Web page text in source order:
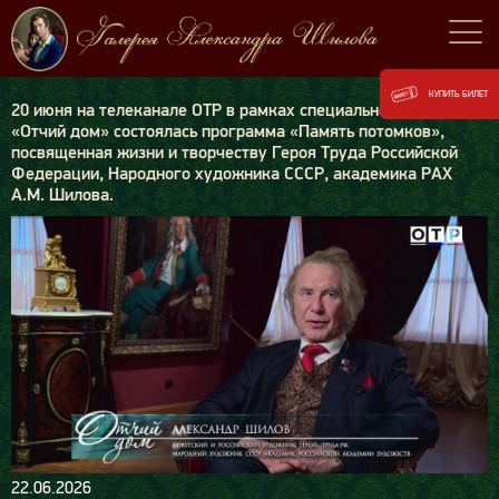
20 июня на телеканале ОТР в рамках специального проекта
«Отчий дом» состоялась программа «Память потомков»,
посвященная жизни и творчеству Героя Труда Российской
Федерации, Народного художника СССР, академика РАХ
А.М. Шилова.
22.06.2026
КУПИТЬ БИЛЕТ